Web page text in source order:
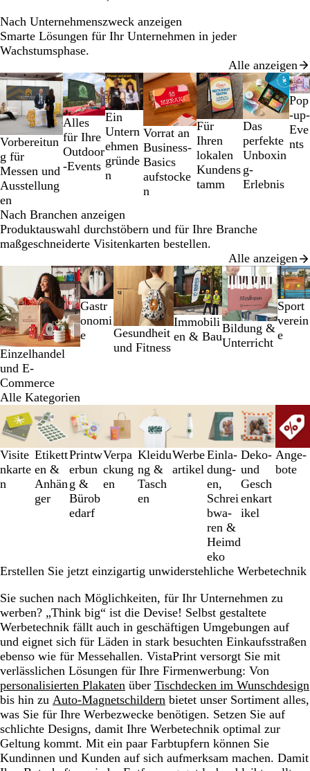
Nach Unternehmenszweck anzeigen
Smarte Lösungen für Ihr Unternehmen in jeder
Wachstumsphase.
Alle anzeigen
Vorbereitun
g für
Messen und
Ausstellung
en
Alles
für Ihre
Outdoor
-Events
Ein
Untern
ehmen
gründe
n
Vorrat an
Business-
Basics
aufstocke
n
Für
Ihren
lokalen
Kundens
tamm
Das
perfekte
Unboxin
g-
Erlebnis
Pop
-up-
Eve
nts
Galeriebilder
bis
2
von
7
Nach Branchen anzeigen
Produktauswahl durchstöbern und für Ihre Branche
maßgeschneiderte Visitenkarten bestellen.
Alle anzeigen
Einzelhandel
und E-
Commerce
Gastr
onomi
e
Gesundheit
und Fitness
Immobili
en & Bau
Bildung &
Unterricht
Sport
verein
e
Galeriebilder
bis
2
von
6
Alle Kategorien
Visite
nkarte
n
Etikett
en &
Anhän
ger
Printw
erbun
g &
Bürob
edarf
Verpa
ckung
en
Kleidu
ng &
Tasch
en
Werbe
artikel
Einl­a­
dung­
en,
Schrei
b­wa­
ren &
Heimd
eko
Deko-
und
Gesch
enkart
ikel
An­­ge­­
bo­­te
Galeriebilder
1
bis
3
von
9
Erstellen Sie jetzt einzigartig unwiderstehliche Werbetechnik
Sie suchen nach Möglichkeiten, für Ihr Unternehmen zu
werben? „Think big“ ist die Devise! Selbst gestaltete
Werbetechnik fällt auch in geschäftigen Umgebungen auf
und eignet sich für Läden in stark besuchten Einkaufsstraßen
ebenso wie für Messehallen. VistaPrint versorgt Sie mit
verlässlichen Lösungen für Ihre Firmenwerbung: Von
personalisierten Plakaten über Tischdecken im Wunschdesign
bis hin zu Auto-Magnetschildern bietet unser Sortiment alles,
was Sie für Ihre Werbezwecke benötigen. Setzen Sie auf
schlichte Designs, damit Ihre Werbetechnik optimal zur
Geltung kommt. Mit ein paar Farbtupfern können Sie
Kundinnen und Kunden auf sich aufmerksam machen. Damit